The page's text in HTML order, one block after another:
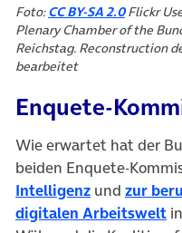
Foto:CC BY-SA 2.0(öffnet in
Flickr
Plenary Chamber of the
Reichstag. Reconstruction
bearbeitet
Enquete-
Wie erwartet hat der
beiden Enquete-
Intelligenz(öffnet in
und zur
digitalen Arbeitswelt